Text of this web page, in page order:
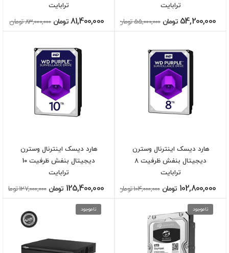
ترابایت
54,200,000 تومان 55,000,000 تومان
ترابایت
81,400,000 تومان 83,000,000 تومان
هارد دیسک اینترنال وسترن
دیجیتال بنفش ظرفیت 8
ترابایت
102,800,000 تومان 104,000,000 تومان
هارد دیسک اینترنال وسترن
دیجیتال بنفش ظرفیت 10
ترابایت
125,400,000 تومان 127,000,000 تومان
ناموجود ناموجود